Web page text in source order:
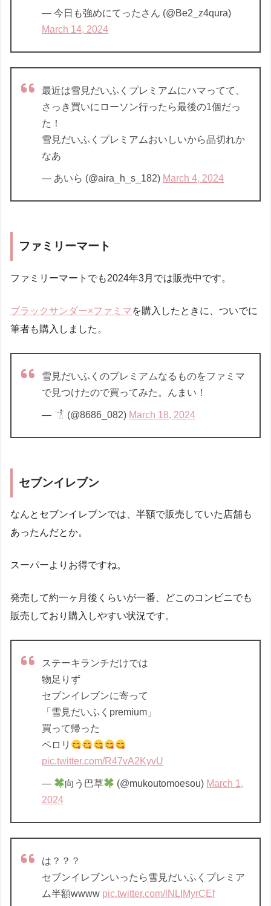
— 今日も強めにてったさん (@Be2_z4qura)
March 14, 2024
最近は雪見だいふくプレミアムにハマってて、
さっき買いにローソン行ったら最後の1個だっ
た！
雪見だいふくプレミアムおいしいから品切れか
なあ
— あいら (@aira_h_s_182) March 4, 2024
ファミリーマート
ファミリーマートでも2024年3月では販売中です。
ブラックサンダー×ファミマを購入したときに、ついでに
筆者も購入しました。
雪見だいふくのプレミアムなるものをファミマ
で見つけたので買ってみた。んまい！
— (@8686_082) March 18, 2024
セブンイレブン
なんとセブンイレブンでは、半額で販売していた店舗も
あったんだとか。
スーパーよりお得ですね。
発売して約一ヶ月後くらいが一番、どこのコンビニでも
販売しており購入しやすい状況です。
ステーキランチだけでは
物足りず
セブンイレブンに寄って
「雪見だいふくpremium」
買って帰った
ペロリ
pic.twitter.com/R47vA2KyvU
— 向う巴草 (@mukoutomoesou) March 1,
2024
は？？？
セブンイレブンいったら雪見だいふくプレミア
ム半額wwww pic.twitter.com/lNLIMyrCEf